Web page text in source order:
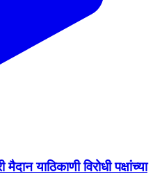
याठिकाणी विरोधी पक्षांच्या